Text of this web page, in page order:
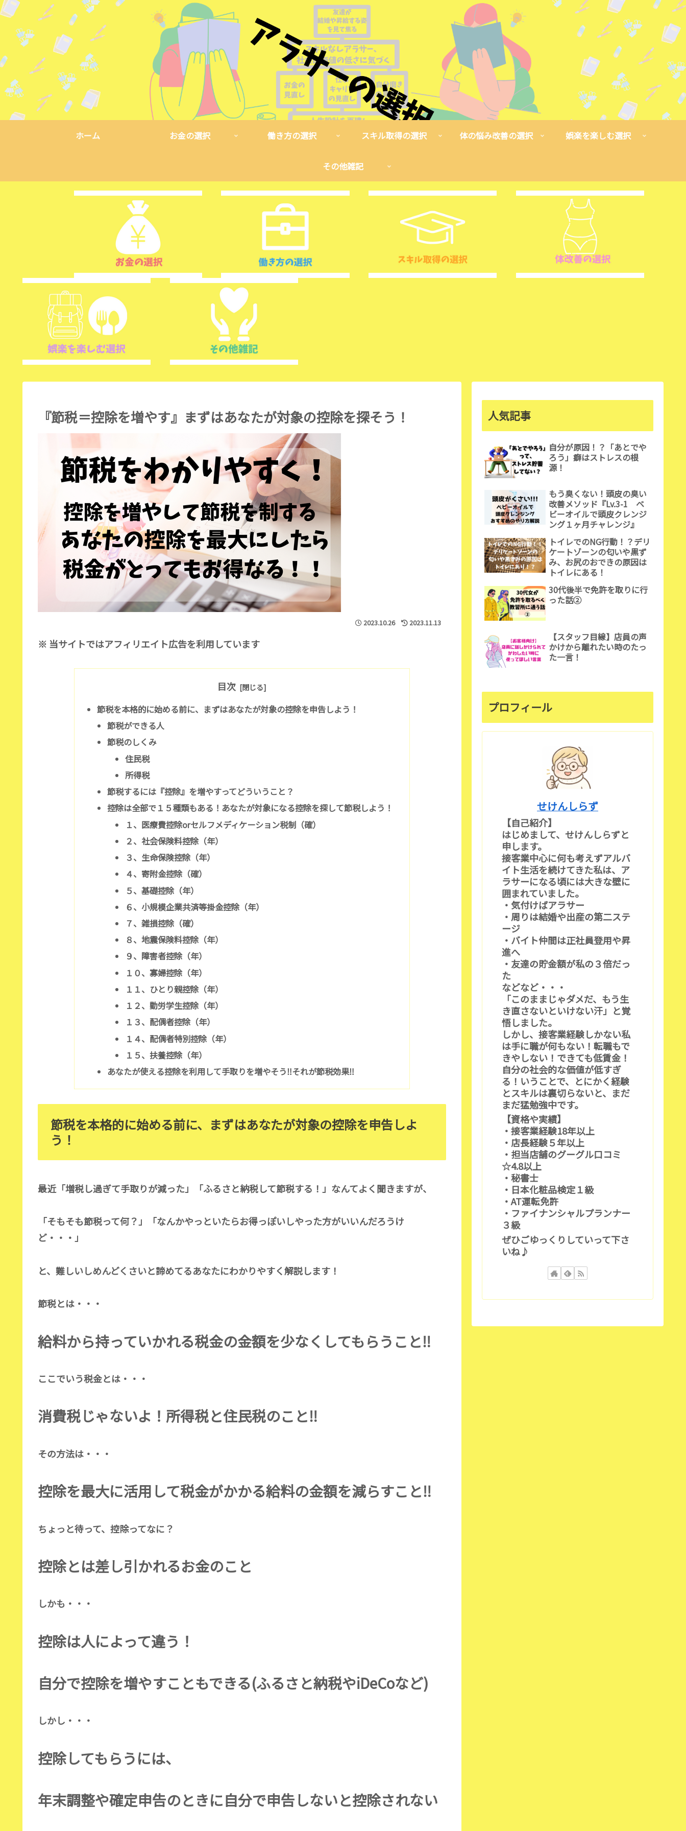
ホーム お金の選択 働き方の選択 スキル取得の選択 体の悩み改善の選択 娯楽を楽しむ選択
その他雑記
『節税＝控除を増やす』まずはあなたが対象の控除を探そう！
2023.10.26 2023.11.13
※ 当サイトではアフィリエイト広告を利用しています
目次
節税を本格的に始める前に、まずはあなたが対象の控除を申告しよう！
節税ができる人
節税のしくみ
住民税
所得税
節税するには『控除』を増やすってどういうこと？
控除は全部で１５種類もある！あなたが対象になる控除を探して節税しよう！
１、医療費控除orセルフメディケーション税制（確）
２、社会保険料控除（年）
３、生命保険控除（年）
４、寄附金控除（確）
５、基礎控除（年）
６、小規模企業共済等掛金控除（年）
７、雑損控除（確）
８、地震保険料控除（年）
９、障害者控除（年）
１０、寡婦控除（年）
１１、ひとり親控除（年）
１２、勤労学生控除（年）
１３、配偶者控除（年）
１４、配偶者特別控除（年）
１５、扶養控除（年）
あなたが使える控除を利用して手取りを増やそう‼︎それが節税効果‼️
節税を本格的に始める前に、まずはあなたが対象の控除を申告しよ
う！
最近「増税し過ぎて手取りが減った」「ふるさと納税して節税する！」なんてよく聞きますが、
「そもそも節税って何？」「なんかやっといたらお得っぽいしやった方がいいんだろうけ
ど・・・」
と、難しいしめんどくさいと諦めてるあなたにわかりやすく解説します！
節税とは・・・
給料から持っていかれる税金の金額を少なくしてもらうこと‼︎
ここでいう税金とは・・・
消費税じゃないよ！所得税と住民税のこと‼︎
その方法は・・・
控除を最大に活用して税金がかかる給料の金額を減らすこと‼︎
ちょっと待って、控除ってなに？
控除とは差し引かれるお金のこと
しかも・・・
控除は人によって違う！
自分で控除を増やすこともできる(ふるさと納税やiDeCoなど)
しかし・・・
控除してもらうには、
年末調整や確定申告のときに自分で申告しないと控除されない
人気記事
自分が原因！？「あとでや
ろう」癖はストレスの根
源！
もう臭くない！頭皮の臭い
改善メソッド『Lv.3-1 ベ
ビーオイルで頭皮クレンジ
ング１ヶ月チャレンジ』
トイレでのNG行動！？デリ
ケートゾーンの匂いや黒ず
み、お尻のおできの原因は
トイレにある！
30代後半で免許を取りに行
った話②
【スタッフ目線】店員の声
かけから離れたい時のたっ
た一言！
プロフィール
せけんしらず
【自己紹介】
はじめまして、せけんしらずと
申します。
接客業中心に何も考えずアルバ
イト生活を続けてきた私は、ア
ラサーになる頃には大きな壁に
囲まれていました。
・気付けばアラサー
・周りは結婚や出産の第二ステ
ージ
・バイト仲間は正社員登用や昇
進へ
・友達の貯金額が私の３倍だっ
た
などなど・・・
「このままじゃダメだ、もう生
き直さないといけない汗」と覚
悟しました。
しかし、接客業経験しかない私
は手に職が何もない！転職もで
きやしない！できても低賃金！
自分の社会的な価値が低すぎ
る！いうことで、とにかく経験
とスキルは裏切らないと、まだ
まだ猛勉強中です。
【資格や実績】
・接客業経験18年以上
・店長経験５年以上
・担当店舗のグーグル口コミ
☆4.8以上
・秘書士
・日本化粧品検定１級
・AT運転免許
・ファイナンシャルプランナー
３級
ぜひごゆっくりしていって下さ
いね♪